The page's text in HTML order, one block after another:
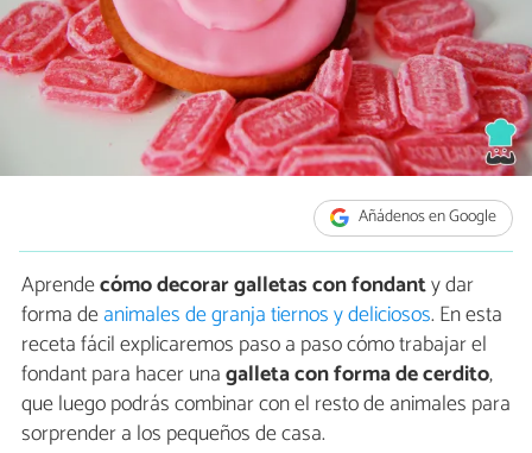
Añádenos en Google
Aprendecómo decorar galletas con fondanty dar
forma deanimales de granja tiernos y deliciosos. En esta
receta fácil explicaremos paso a paso cómo trabajar el
fondant para hacer unagalleta con forma de cerdito,
que luego podrás combinar con el resto de animales para
sorprender a los pequeños de casa.